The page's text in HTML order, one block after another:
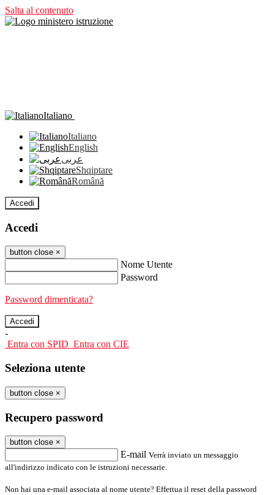
Salta al contenuto
Italiano
Italiano
English
عربى
Shqiptare
Română
Accedi
Accedi
button close ×
Nome Utente
Password
Password dimenticata?
-
Entra con SPID Entra con CIE
Seleziona utente
button close ×
Recupero password
button close ×
E-mail Verrà inviato un messaggio
all'indirizzo indicato con le istruzioni necessarie.
Non hai una e-mail associata al nome utente? Effettua il reset della password